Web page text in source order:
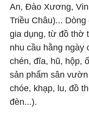
An, Đào Xương,
Triều Châu)...
gia dụng, từ đồ thờ
nhu cầu hằng ngày
chén, đĩa, hũ, hộp,
sản phẩm sân
chóe, khạp, lu, đồ
đèn...).